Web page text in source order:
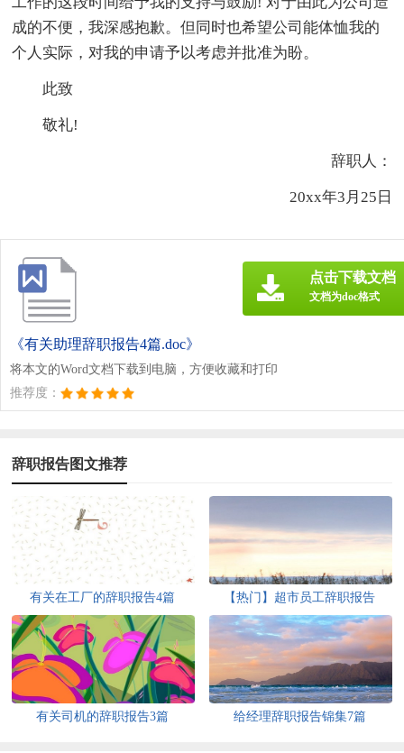
成的不便，我深感抱歉。但同时也希望公司能体恤我的
个人实际，对我的申请予以考虑并批准为盼。
此致
敬礼!
辞职人：
20xx年3月25日
《有关助理辞职报告4篇.doc》
将本文的Word文档下载到电脑，方便收藏和打印
推荐度：
点击下载文档
文档为doc格式
辞职报告图文推荐
有关在工厂的辞职报告4篇 【热门】超市员工辞职报告
有关司机的辞职报告3篇 给经理辞职报告锦集7篇